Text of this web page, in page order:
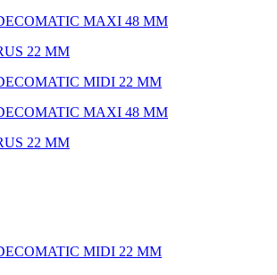
MAXI 48 ММ
22 ММ
MIDI 22 ММ
MAXI 48 ММ
22 ММ
MIDI 22 ММ